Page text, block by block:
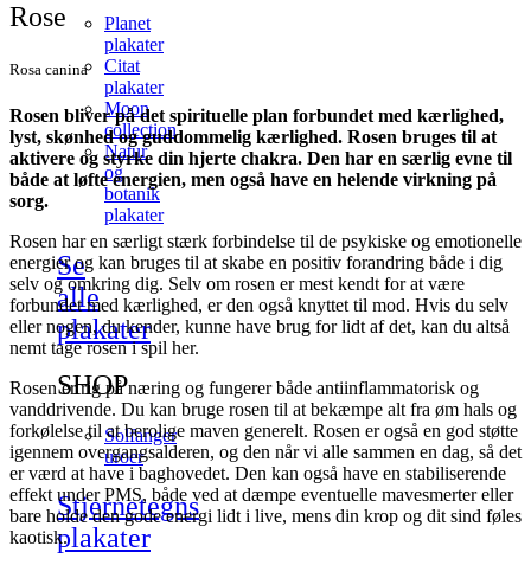
Planet
plakater
Citat
plakater
Moon
collection
Natur
og
botanik
plakater
Se
alle
plakater
SHOP
Solfanger
uroer
Stjernetegns
plakater
Rose
Rosa canina
Rosen bliver på det spirituelle plan forbundet med kærlighed,
lyst, skønhed og guddommelig kærlighed. Rosen bruges til at
aktivere og styrke din hjerte chakra. Den har en særlig evne til
både at løfte energien, men også have en helende virkning på
sorg.
Rosen har en særligt stærk forbindelse til de psykiske og emotionelle
energier og kan bruges til at skabe en positiv forandring både i dig
selv og omkring dig. Selv om rosen er mest kendt for at være
forbundet med kærlighed, er den også knyttet til mod. Hvis du selv
eller nogen, du kender, kunne have brug for lidt af det, kan du altså
nemt tage rosen i spil her.
Rosen er rig på næring og fungerer både antiinflammatorisk og
vanddrivende. Du kan bruge rosen til at bekæmpe alt fra øm hals og
forkølelse til at berolige maven generelt. Rosen er også en god støtte
igennem overgangsalderen, og den når vi alle sammen en dag, så det
er værd at have i baghovedet. Den kan også have en stabiliserende
effekt under PMS, både ved at dæmpe eventuelle mavesmerter eller
bare holde den gode energi lidt i live, mens din krop og dit sind føles
kaotisk.